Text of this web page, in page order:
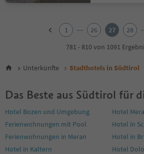
6
9
11
12
13
14
1 ... 26 27 28
781 - 810 von 1091
Unterkünfte Stadthotels in Südtirol
Das Beste aus Südtirol für
Hotel Bozen und Umgebung
Hotel
Ferienwohnungen mit Pool
Hotel in
Ferienwohnungen in Meran
Hotel in
Hotel in Kaltern
Hotel